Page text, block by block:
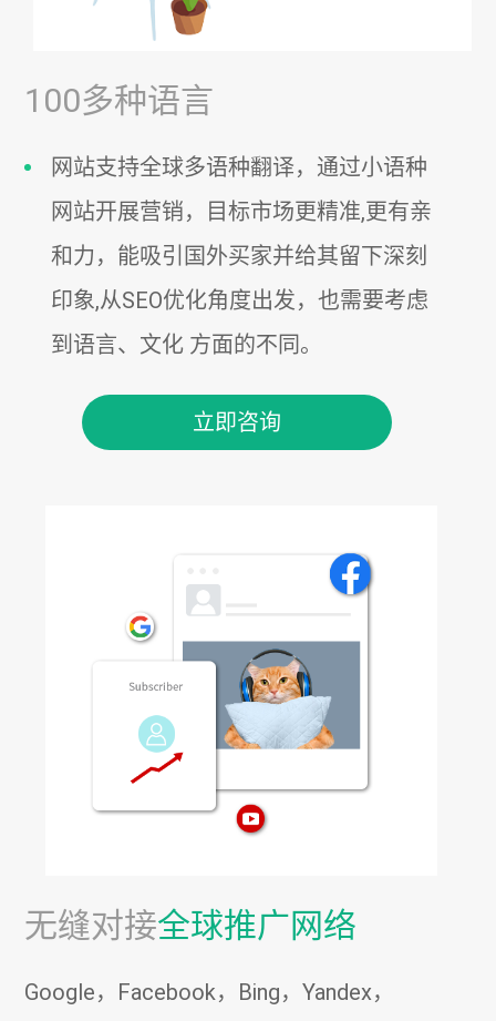
100多种语言
网站支持全球多语种翻译，通过小语种
网站开展营销，目标市场更精准,更有亲
和力，能吸引国外买家并给其留下深刻
印象,从SEO优化角度出发，也需要考虑
到语言、文化 方面的不同。
立即咨询
无缝对接全球推广网络
Google，Facebook，Bing，Yandex，